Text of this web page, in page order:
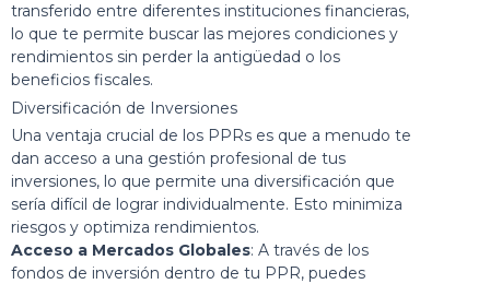
transferido entre diferentes instituciones financieras,
lo que te permite buscar las mejores condiciones y
rendimientos sin perder la antigüedad o los
beneficios fiscales.
Diversificación de Inversiones
Una ventaja crucial de los PPRs es que a menudo te
dan acceso a una gestión profesional de tus
inversiones, lo que permite una diversificación que
sería difícil de lograr individualmente. Esto minimiza
riesgos y optimiza rendimientos.
Acceso a Mercados Globales: A través de los
fondos de inversión dentro de tu PPR, puedes